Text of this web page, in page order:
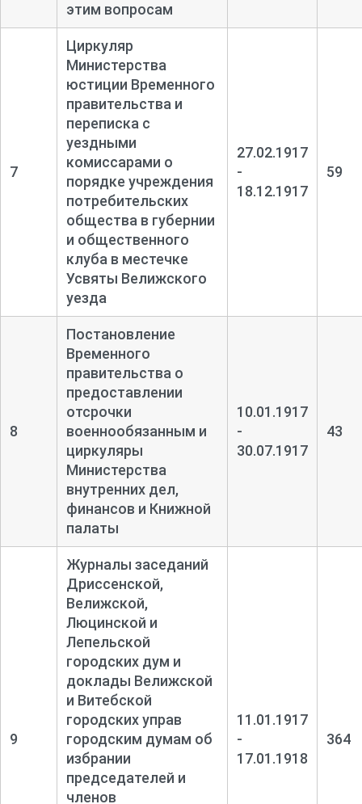
этим вопросам
7
Циркуляр
Министерства
юстиции Временного
правительства и
переписка с
уездными
комиссарами о
порядке учреждения
потребительских
общества в губернии
и общественного
клуба в местечке
Усвяты Велижского
уезда
27.02.1917
-
18.12.1917
59
8
Постановление
Временного
правительства о
предоставлении
отсрочки
военнообязанным и
циркуляры
Министерства
внутренних дел,
финансов и Книжной
палаты
10.01.1917
-
30.07.1917
43
9
Журналы заседаний
Дриссенской,
Велижской,
Люцинской и
Лепельской
городских дум и
доклады Велижской
и Витебской
городских управ
городским думам об
избрании
председателей и
членов
11.01.1917
-
17.01.1918
364